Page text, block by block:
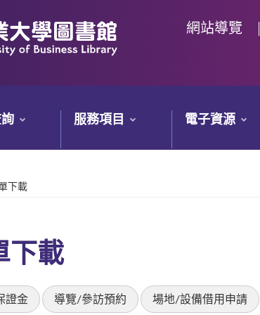
網站導覽
服務項目 電子資源
下載
下載
證金 導覽/參訪預約 場地/設備借用申請